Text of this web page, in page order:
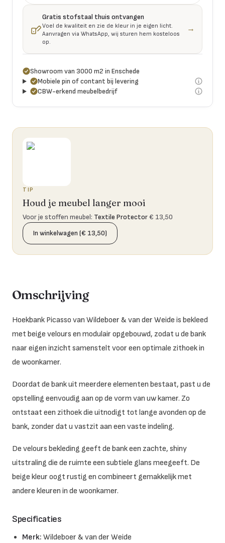
Gratis stofstaal thuis ontvangen
Voel de kwaliteit en zie de kleur in je eigen licht.
Aanvragen via WhatsApp, wij sturen hem kosteloos
op.
→
Showroom van 3000 m2 in Enschede
Mobiele pin of contant bij levering
CBW-erkend meubelbedrijf
TIP
Houd je meubel langer mooi
Voor je stoffen meubel: Textile Protector€ 13,50
In winkelwagen (€ 13,50)
Omschrijving
Hoekbank Picasso van Wildeboer & van der Weide is bekleed
met beige velours en modulair opgebouwd, zodat u de bank
naar eigen inzicht samenstelt voor een optimale zithoek in
de woonkamer.
Doordat de bank uit meerdere elementen bestaat, past u de
opstelling eenvoudig aan op de vorm van uw kamer. Zo
ontstaat een zithoek die uitnodigt tot lange avonden op de
bank, zonder dat u vastzit aan een vaste indeling.
De velours bekleding geeft de bank een zachte, shiny
uitstraling die de ruimte een subtiele glans meegeeft. De
beige kleur oogt rustig en combineert gemakkelijk met
andere kleuren in de woonkamer.
Specificaties
Merk: Wildeboer & van der Weide